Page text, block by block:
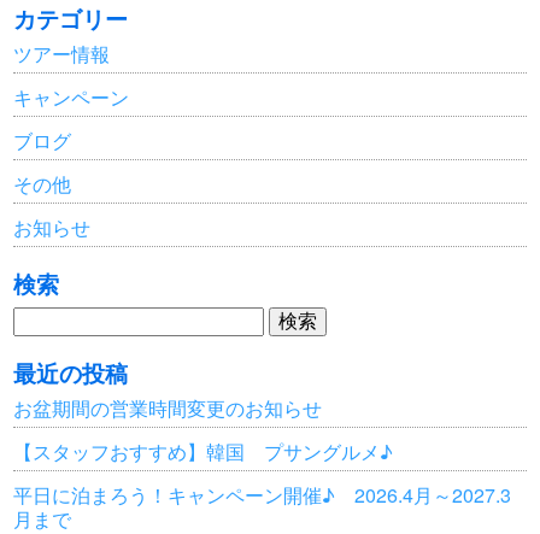
カテゴリー
ツアー情報
キャンペーン
ブログ
その他
お知らせ
検索
検
索:
最近の投稿
お盆期間の営業時間変更のお知らせ
【スタッフおすすめ】韓国 プサングルメ♪
平日に泊まろう！キャンペーン開催♪ 2026.4月～2027.3
月まで